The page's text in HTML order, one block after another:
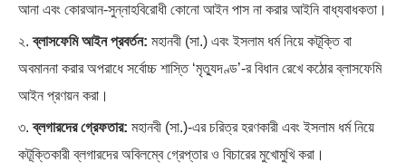
আনা এবং কোরআন-সুন্নাহবিরোধী কোনো আইন পাস না করার আইনি বাধ্যবাধকতা।
২.ব্লাসফেমি আইন প্রবর্তন: মহানবী (সা.) এবং ইসলাম ধর্ম নিয়ে কটূক্তি বা
অবমাননা করার অপরাধে সর্বোচ্চ শাস্তি ‘মৃত্যুদণ্ড’-র বিধান রেখে কঠোর ব্লাসফেমি
আইন প্রণয়ন করা।
৩.ব্লগারদের গ্রেফতার: মহানবী (সা.)-এর চরিত্র হরণকারী এবং ইসলাম ধর্ম নিয়ে
কটূক্তিকারী ব্লগারদের অবিলম্বে গ্রেপ্তার ও বিচারের মুখোমুখি করা।